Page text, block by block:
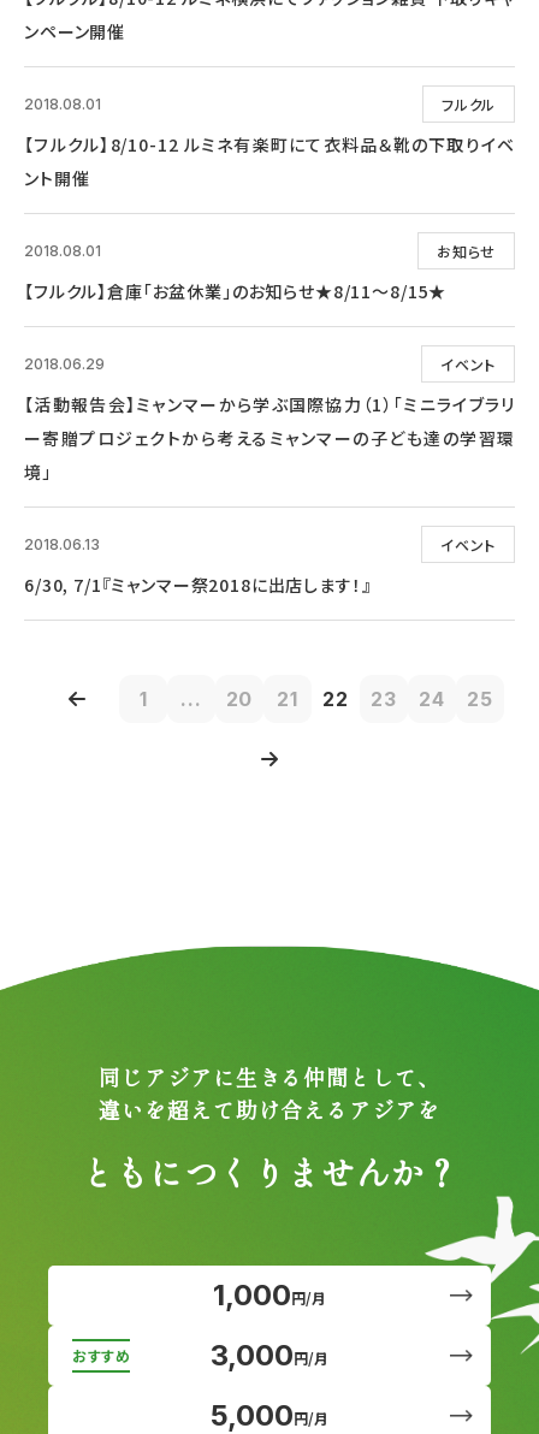
ンペーン開催
フルクル
2018.08.01
【フルクル】8/10-12 ルミネ有楽町にて衣料品＆靴の下取りイベ
ント開催
お知らせ
2018.08.01
【フルクル】倉庫「お盆休業」のお知らせ★8/11～8/15★
イベント
2018.06.29
【活動報告会】ミャンマーから学ぶ国際協力（1）「ミニライブラリ
ー寄贈プロジェクトから考えるミャンマーの子ども達の学習環
境」
イベント
2018.06.13
6/30, 7/1『ミャンマー祭2018に出店します！』
1 ... 20 21 22 23 24 25
同じアジアに生きる仲間として、
違いを超えて助け合えるアジアを
ともにつくりませんか？
1,000円/月
3,000円/月
5,000円/月